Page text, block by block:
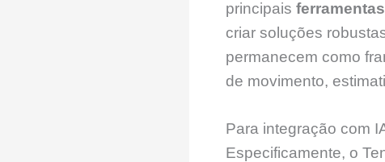
principais
criar soluções
permanecem como
de movimento,
Para integração com
Especificamente, o